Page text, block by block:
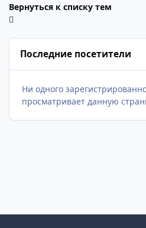
Вернуться к списку тем
Последние посетители
Ни одного
просматривает данную